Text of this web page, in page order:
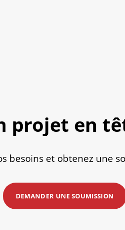
projet en
besoins et obtenez une
DEMANDER UNE SOUMISSION